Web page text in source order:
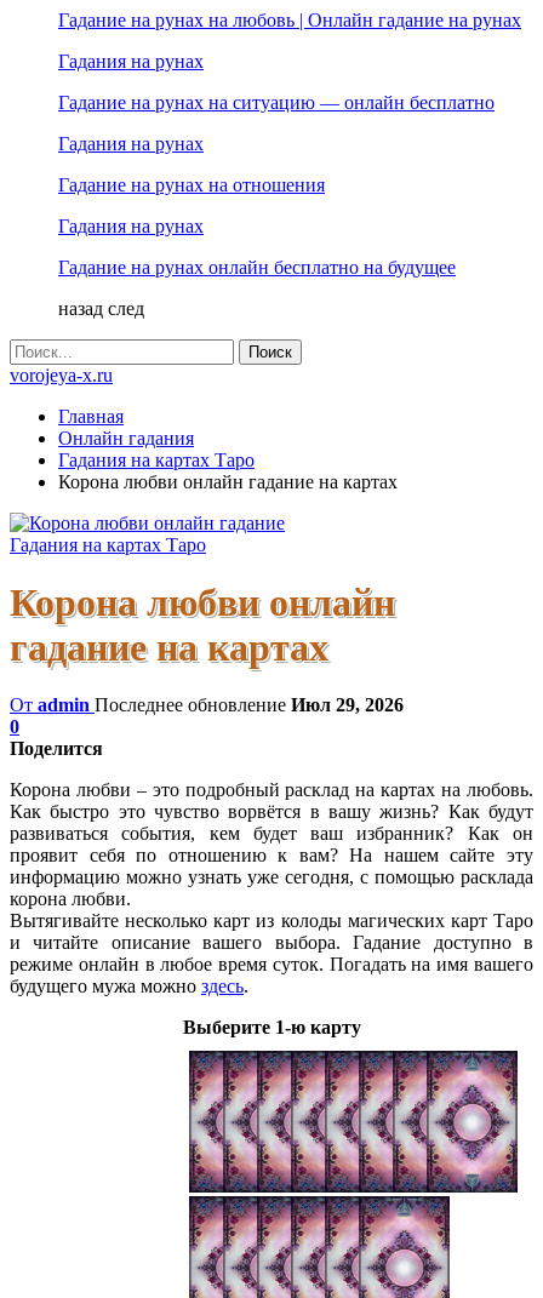
Гадание на рунах на любовь | Онлайн гадание на рунах
Гадания на рунах
Гадание на рунах на ситуацию — онлайн бесплатно
Гадания на рунах
Гадание на рунах на отношения
Гадания на рунах
Гадание на рунах онлайн бесплатно на будущее
назад след
vorojeya-x.ru
Главная
Онлайн гадания
Гадания на картах Таро
Корона любви онлайн гадание на картах
Гадания на картах Таро
Корона любви онлайн
гадание на картах
От admin Последнее обновление Июл 29, 2026
0
Поделится
Корона любви – это подробный расклад на картах на любовь.
Как быстро это чувство ворвётся в вашу жизнь? Как будут
развиваться события, кем будет ваш избранник? Как он
проявит себя по отношению к вам? На нашем сайте эту
информацию можно узнать уже сегодня, с помощью расклада
корона любви.
Вытягивайте несколько карт из колоды магических карт Таро
и читайте описание вашего выбора. Гадание доступно в
режиме онлайн в любое время суток. Погадать на имя вашего
будущего мужа можно здесь.
Выберите 1-ю карту